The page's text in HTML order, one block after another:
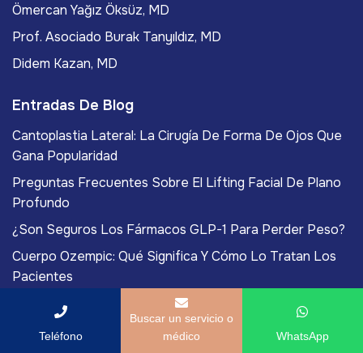
Ömercan Yağız Öksüz, MD
Prof. Asociado Burak Tanyıldız, MD
Didem Kazan, MD
Entradas De Blog
Cantoplastia Lateral: La Cirugía De Forma De Ojos Que
Gana Popularidad
Preguntas Frecuentes Sobre El Lifting Facial De Plano
Profundo
¿Son Seguros Los Fármacos GLP-1 Para Perder Peso?
Cuerpo Ozempic: Qué Significa Y Cómo Lo Tratan Los
Pacientes
Cirugía Estética De Sydney Sweeney: ¿Se Ha Operado?
Teléfono
Buscar un servicio o
médico
WhatsApp